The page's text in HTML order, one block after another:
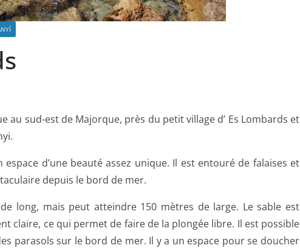
au sud-est de Majorque, près du petit village d’ Es Lombards et
d’une beauté assez unique. Il est entouré de falaises et
depuis le bord de mer.
long, mais peut atteindre 150 mètres de large. Le sable est
claire, ce qui permet de faire de la plongée libre. Il est possible
parasols sur le bord de mer. Il y a un espace pour se doucher